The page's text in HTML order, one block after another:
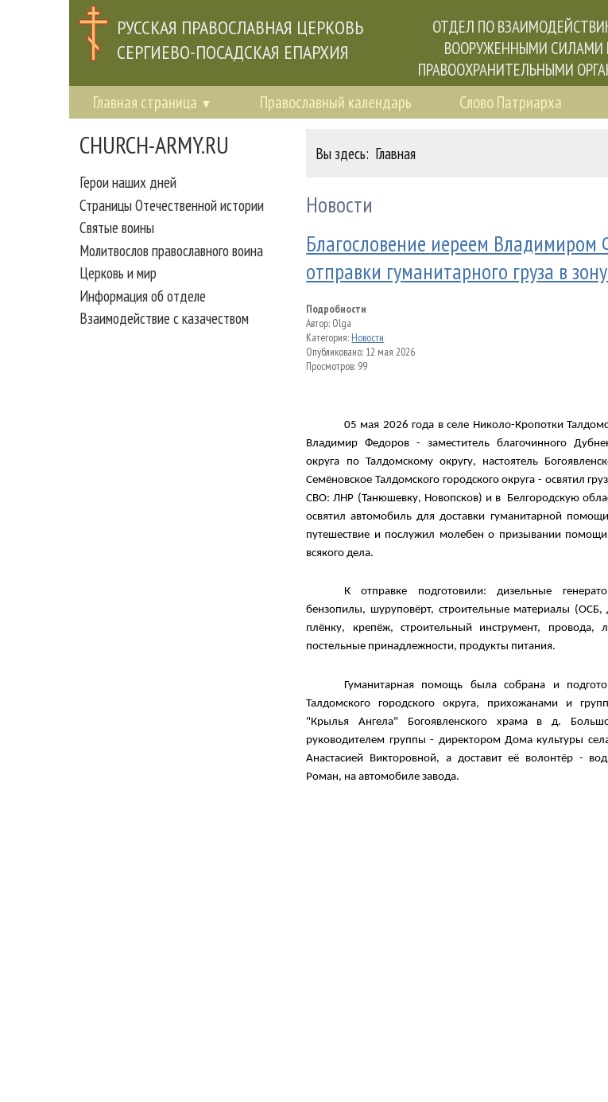
РУССКАЯ ПРАВОСЛАВНАЯ ЦЕРКОВЬ
СЕРГИЕВО-ПОСАДСКАЯ ЕПАРХИЯ
ОТДЕЛ ПО
ВООРУЖЕННЫМИ СИЛАМИ
ПРАВООХРАНИТЕЛЬНЫМИ
Главная страница Православный календарь Слово Патриарха
CHURCH-ARMY.RU
Герои наших дней
Страницы Отечественной истории
Святые воины
Молитвослов православного воина
Церковь и мир
Информация об отделе
Взаимодействие с казачеством
Вы здесь: Главная
Новости
Благословение иереем
отправки гуманитарного груза в
Подробности
Автор: Olga
Категория: Новости
Опубликовано: 12 мая 2026
Просмотров: 99
05 мая 2026 года в селе Николо-Кропотки
Владимир Федоров - заместитель благочинного
округа по Талдомскому округу, настоятель
Семёновское Талдомского городского округа - освятилгруз
СВО:ЛНР (Танюшевку, Новопсков) и в Белгородскую
освятилавтомобиль для доставки гуманитарной помощи
путешествие и послужил молебен о призывании помощи
всякого дела.
К отправке подготовили:дизельные
бензопилы, шуруповёрт, строительныематериалы (ОСБ,
плёнку, крепёж, строительный инструмент, провода,
постельные принадлежности, продукты питания.
Гуманитарная помощь была собрана и
Талдомского городского округа, прихожанами и
"Крылья Ангела" Богоявленского храма в д.
руководителем группы - директором Дома культуры
Анастасией Викторовной, а доставитеё волонтёр -
Роман, наавтомобиле завода.